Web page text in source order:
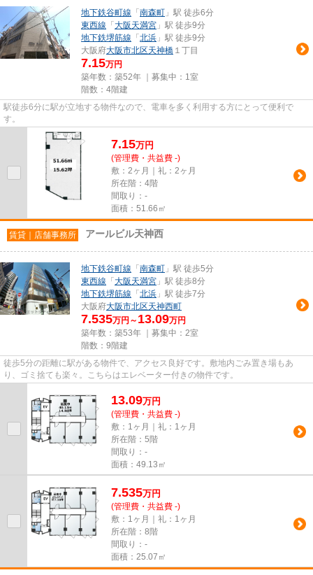
地下鉄谷町線 「 南森町 」駅 徒歩6分
東西線 「 大阪天満宮 」駅 徒歩9分
地下鉄堺筋線 「 北浜 」駅 徒歩9分
大阪府大阪市北区天神橋 １丁目
7.15万円
築年数：築52年 ｜募集中： 1室
階数：4階建
駅徒歩6分に駅が立地する物件なので、電車を多く利用する方にとって便利で
す。
7.15万円
(管理費・共益費 -)
敷：2ヶ月｜礼：2ヶ月
所在階：4階
間取り：-
面積：51.66㎡
賃貸｜店舗事務所 アールビル天神西
地下鉄谷町線 「 南森町 」駅 徒歩5分
東西線 「 大阪天満宮 」駅 徒歩8分
地下鉄堺筋線 「 北浜 」駅 徒歩7分
大阪府大阪市北区天神西町
7.535万円～ 13.09万円
築年数：築53年 ｜募集中： 2室
階数：9階建
徒歩5分の距離に駅がある物件で、アクセス良好です。敷地内ごみ置き場もあ
り、ゴミ捨ても楽々。こちらはエレベーター付きの物件です。
13.09万円
(管理費・共益費 -)
敷：1ヶ月｜礼：1ヶ月
所在階：5階
間取り：-
面積：49.13㎡
7.535万円
(管理費・共益費 -)
敷：1ヶ月｜礼：1ヶ月
所在階：8階
間取り：-
面積：25.07㎡